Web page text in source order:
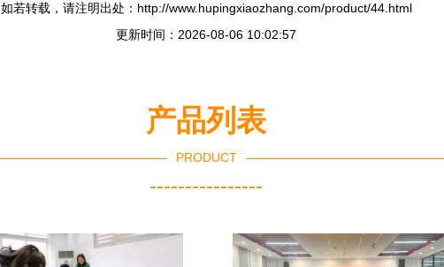
如若转载，请注明出处：http://www.hupingxiaozhang.com/product/44.html
更新时间：2026-08-06 10:02:57
产品列表
PRODUCT
----------------